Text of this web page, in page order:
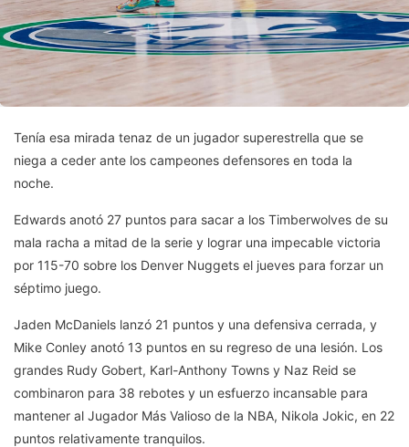
Tenía esa mirada tenaz de un jugador superestrella que se
niega a ceder ante los campeones defensores en toda la
noche.
Edwards anotó 27 puntos para sacar a los Timberwolves de su
mala racha a mitad de la serie y lograr una impecable victoria
por 115-70 sobre los Denver Nuggets el jueves para forzar un
séptimo juego.
Jaden McDaniels lanzó 21 puntos y una defensiva cerrada, y
Mike Conley anotó 13 puntos en su regreso de una lesión. Los
grandes Rudy Gobert, Karl-Anthony Towns y Naz Reid se
combinaron para 38 rebotes y un esfuerzo incansable para
mantener al Jugador Más Valioso de la NBA, Nikola Jokic, en 22
puntos relativamente tranquilos.